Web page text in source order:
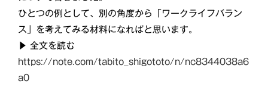
ひとつの例として、別の角度から「ワークライフバラン
ス」を考えてみる材料になればと思います。
▶ 全文を読む
https://note.com/tabito_shigototo/n/nc8344038a6
a0